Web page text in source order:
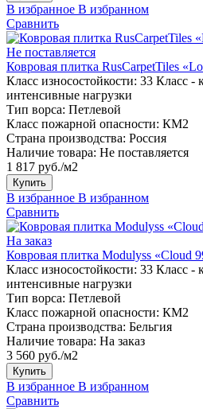
В избранное В избранном
Сравнить
Не поставляется
Ковровая плитка RusCarpetTiles
Класс износостойкости: 33 Класс -
интенсивные нагрузки
Тип ворса: Петлевой
Класс пожарной опасности: КМ2
Страна производства: Россия
Наличие товара: Не поставляется
1 817 руб./м2
Купить
В избранное В избранном
Сравнить
На заказ
Ковровая плитка Modulyss «Cloud
Класс износостойкости: 33 Класс -
интенсивные нагрузки
Тип ворса: Петлевой
Класс пожарной опасности: КМ2
Страна производства: Бельгия
Наличие товара: На заказ
3 560 руб./м2
Купить
В избранное В избранном
Сравнить